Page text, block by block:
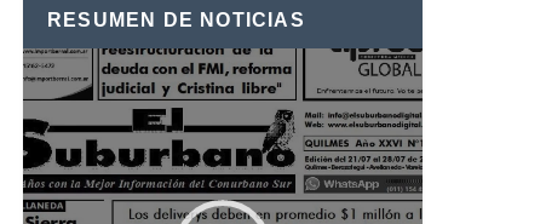
RESUMEN DE NOTICIAS
Reproductor
de
vídeo